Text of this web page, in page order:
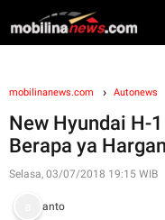
mobilinanews.com Autonews
New Hyundai H-
Berapa ya
Selasa, 03/07/2018 19:15 WIB
anto